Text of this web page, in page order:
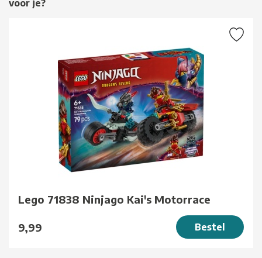
voor je?
Lego 71838 Ninjago Kai's Motorrace
9,99 Bestel